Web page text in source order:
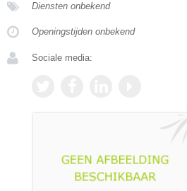
Diensten onbekend
Openingstijden onbekend
Sociale media: